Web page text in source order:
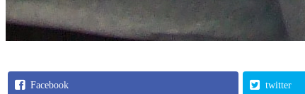
Facebook twitter